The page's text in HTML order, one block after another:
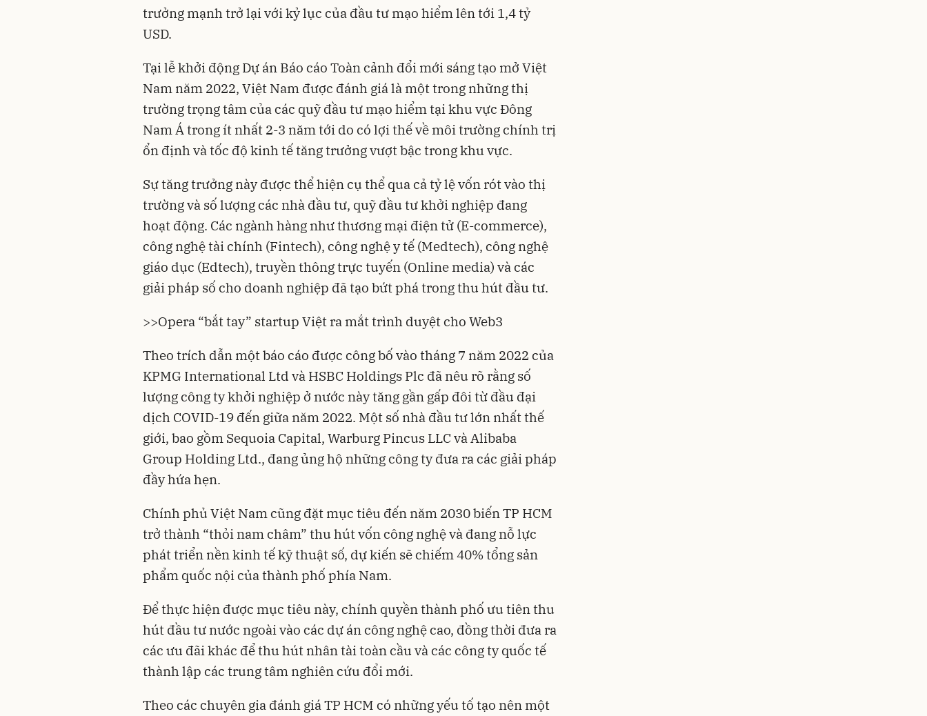
trưởng mạnh trở lại với kỷ lục của đầu tư mạo hiểm lên tới 1,4 tỷ
USD.
Tại lễ khởi động Dự án Báo cáo Toàn cảnh đổi mới sáng tạo mở Việt
Nam năm 2022, Việt Nam được đánh giá là một trong những thị
trường trọng tâm của các quỹ đầu tư mạo hiểm tại khu vực Đông
Nam Á trong ít nhất 2-3 năm tới do có lợi thế về môi trường chính trị
ổn định và tốc độ kinh tế tăng trưởng vượt bậc trong khu vực.
Sự tăng trưởng này được thể hiện cụ thể qua cả tỷ lệ vốn rót vào thị
trường và số lượng các nhà đầu tư, quỹ đầu tư khởi nghiệp đang
hoạt động. Các ngành hàng như thương mại điện tử (E-commerce),
công nghệ tài chính (Fintech), công nghệ y tế (Medtech), công nghệ
giáo dục (Edtech), truyền thông trực tuyến (Online media) và các
giải pháp số cho doanh nghiệp đã tạo bứt phá trong thu hút đầu tư.
>>Opera “bắt tay” startup Việt ra mắt trình duyệt cho Web3
Theo trích dẫn một báo cáo được công bố vào tháng 7 năm 2022 của
KPMG International Ltd và HSBC Holdings Plc đã nêu rõ rằng số
lượng công ty khởi nghiệp ở nước này tăng gần gấp đôi từ đầu đại
dịch COVID-19 đến giữa năm 2022. Một số nhà đầu tư lớn nhất thế
giới, bao gồm Sequoia Capital, Warburg Pincus LLC và Alibaba
Group Holding Ltd., đang ủng hộ những công ty đưa ra các giải pháp
đầy hứa hẹn.
Chính phủ Việt Nam cũng đặt mục tiêu đến năm 2030 biến TP HCM
trở thành “thỏi nam châm” thu hút vốn công nghệ và đang nỗ lực
phát triển nền kinh tế kỹ thuật số, dự kiến sẽ chiếm 40% tổng sản
phẩm quốc nội của thành phố phía Nam.
Để thực hiện được mục tiêu này, chính quyền thành phố ưu tiên thu
hút đầu tư nước ngoài vào các dự án công nghệ cao, đồng thời đưa ra
các ưu đãi khác để thu hút nhân tài toàn cầu và các công ty quốc tế
thành lập các trung tâm nghiên cứu đổi mới.
Theo các chuyên gia đánh giá TP HCM có những yếu tố tạo nên một